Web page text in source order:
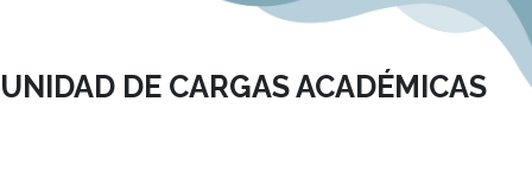
UNIDAD DE CARGAS ACADÉMICAS